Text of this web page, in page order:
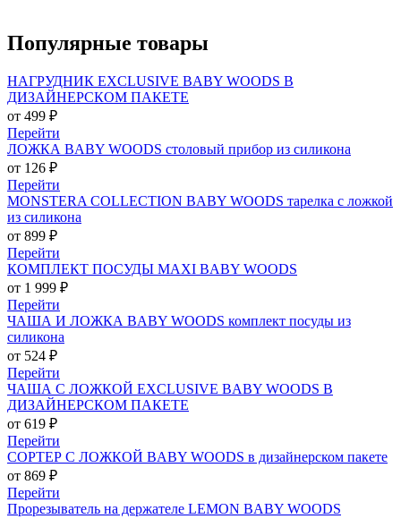
Популярные товары
НАГРУДНИК EXCLUSIVE BABY WOODS В
ДИЗАЙНЕРСКОМ ПАКЕТЕ
от 499 ₽
Перейти
ЛОЖКА BABY WOODS столовый прибор из силикона
от 126 ₽
Перейти
MONSTERA COLLECTION BABY WOODS тарелка с ложкой
из силикона
от 899 ₽
Перейти
КОМПЛЕКТ ПОСУДЫ MAXI BABY WOODS
от 1 999 ₽
Перейти
ЧАША И ЛОЖКА BABY WOODS комплект посуды из
силикона
от 524 ₽
Перейти
ЧАША С ЛОЖКОЙ EXCLUSIVE BABY WOODS В
ДИЗАЙНЕРСКОМ ПАКЕТЕ
от 619 ₽
Перейти
СОРТЕР С ЛОЖКОЙ BABY WOODS в дизайнерском пакете
от 869 ₽
Перейти
Прорезыватель на держателе LEMON BABY WOODS